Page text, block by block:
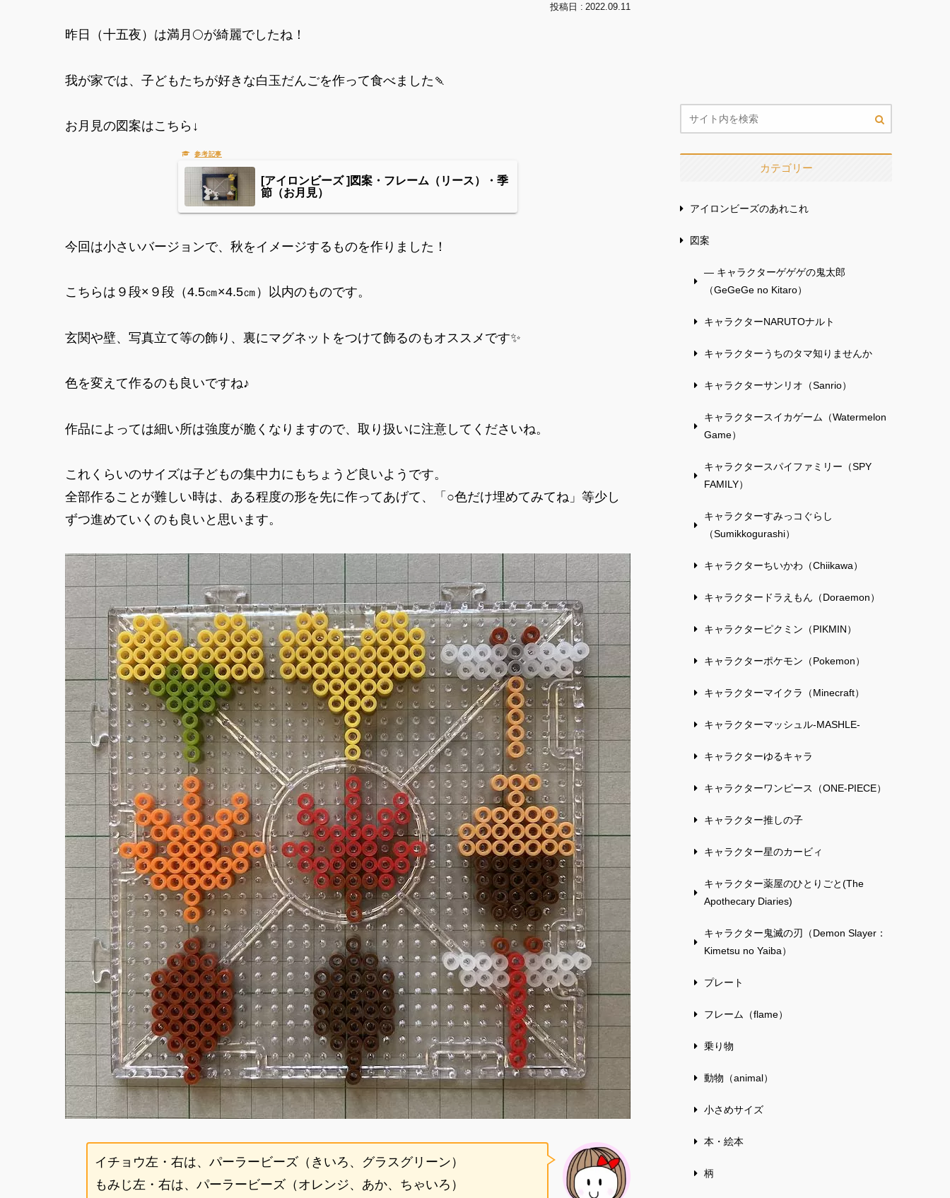
2022.09.11
昨日（十五夜）は満月🌕が綺麗でしたね！
我が家では、子どもたちが好きな白玉だんごを作って食べました🍡
お月見の図案はこちら↓
[アイロンビーズ ]図案・フレーム（リース）・季
節（お月見）
今回は小さいバージョンで、秋をイメージするものを作りました！
こちらは９段×９段（4.5㎝×4.5㎝）以内のものです。
玄関や壁、写真立て等の飾り、裏にマグネットをつけて飾るのもオススメです✨
色を変えて作るのも良いですね♪
作品によっては細い所は強度が脆くなりますので、取り扱いに注意してくださいね。
これくらいのサイズは子どもの集中力にもちょうど良いようです。
全部作ることが難しい時は、ある程度の形を先に作ってあげて、「○色だけ埋めてみてね」等少し
ずつ進めていくのも良いと思います。
イチョウ左・右は、パーラービーズ（きいろ、グラスグリーン）
もみじ左・右は、パーラービーズ（オレンジ、あか、ちゃいろ）
カテゴリー
アイロンビーズのあれこれ
図案
— キャラクターゲゲゲの鬼太郎
（GeGeGe no Kitaro）
キャラクターNARUTOナルト
キャラクターうちのタマ知りませんか
キャラクターサンリオ（Sanrio）
キャラクタースイカゲーム（Watermelon
Game）
キャラクタースパイファミリー（SPY
FAMILY）
キャラクターすみっコぐらし
（Sumikkogurashi）
キャラクターちいかわ（Chiikawa）
キャラクタードラえもん（Doraemon）
キャラクターピクミン（PIKMIN）
キャラクターポケモン（Pokemon）
キャラクターマイクラ（Minecraft）
キャラクターマッシュル-MASHLE-
キャラクターゆるキャラ
キャラクターワンピース（ONE-PIECE）
キャラクター推しの子
キャラクター星のカービィ
キャラクター薬屋のひとりごと(The
Apothecary Diaries)
キャラクター鬼滅の刃（Demon Slayer：
Kimetsu no Yaiba）
プレート
フレーム（flame）
乗り物
動物（animal）
小さめサイズ
本・絵本
柄